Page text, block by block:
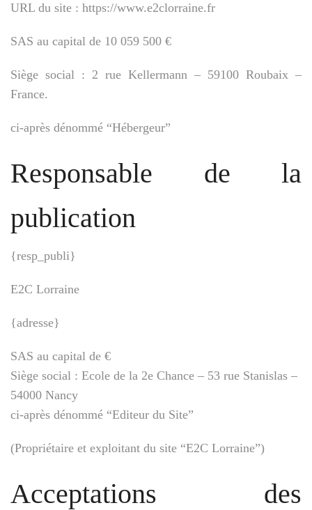
URL du site : https://www.e2clorraine.fr
SAS au capital de 10 059 500 €
Siège social : 2 rue Kellermann – 59100 Roubaix –
France.
ci-après dénommé “Hébergeur”
Responsable de la
publication
{resp_publi}
E2C Lorraine
{adresse}
SAS au capital de €
Siège social : Ecole de la 2e Chance – 53 rue Stanislas –
54000 Nancy
ci-après dénommé “Editeur du Site”
(Propriétaire et exploitant du site “E2C Lorraine”)
Acceptations des